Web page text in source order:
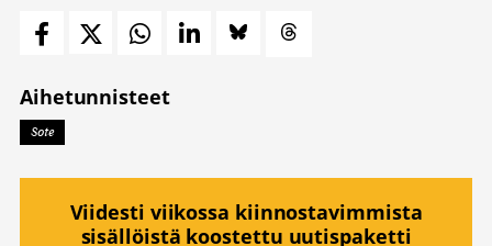
Aihetunnisteet
Sote
Viidesti viikossa kiinnostavimmista
sisällöistä koostettu uutispaketti